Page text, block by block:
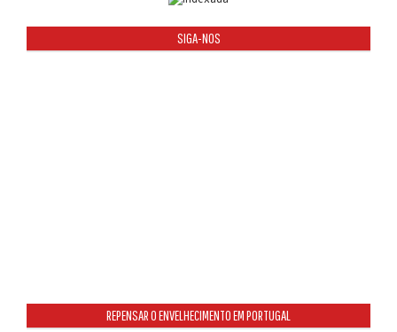
SIGA-NOS
REPENSAR O ENVELHECIMENTO EM PORTUGAL